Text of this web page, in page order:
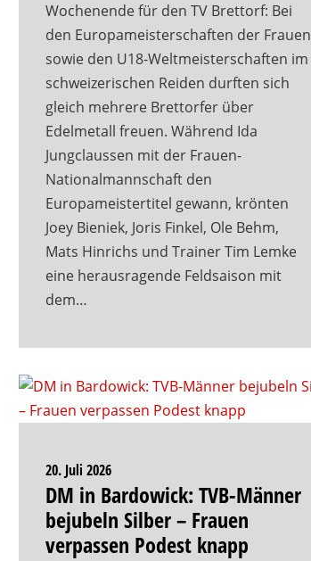
Wochenende für den TV Brettorf: Bei
den Europameisterschaften der Frauen
sowie den U18-Weltmeisterschaften im
schweizerischen Reiden durften sich
gleich mehrere Brettorfer über
Edelmetall freuen. Während Ida
Jungclaussen mit der Frauen-
Nationalmannschaft den
Europameistertitel gewann, krönten
Joey Bieniek, Joris Finkel, Ole Behm,
Mats Hinrichs und Trainer Tim Lemke
eine herausragende Feldsaison mit
dem…
20. Juli 2026
DM in Bardowick: TVB-Männer
bejubeln Silber – Frauen
verpassen Podest knapp